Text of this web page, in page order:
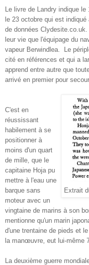
Le livre de Landry indique
le 23 octobre qui est
de données Clydesite.co.uk.
leur vie que l'équipage du
vapeur Berwindlea. Le
cité en références et qui a
apprend entre autre que
arrivé en premier pour
Extrait
C'est en
réussissant
habilement à se
positionner à
moins d'un quart
de mille, que le
capitaine Hoja pu
mettre à l'eau une
barque sans
moteur avec un
vingtaine de marins à son
mentionne qu'un marin
d'une trentaine de pieds et
la manœuvre, eut lui-même
La deuxième guerre